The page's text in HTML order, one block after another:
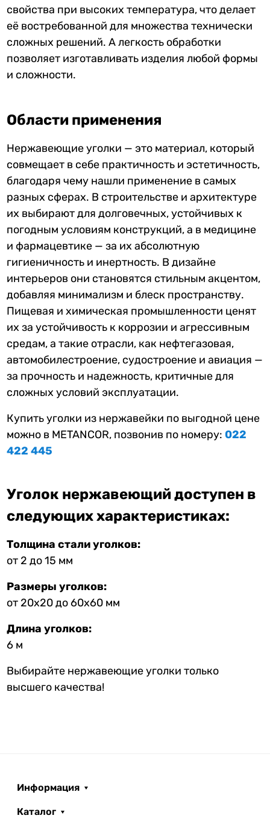
свойства при высоких температура, что делает
её востребованной для множества технически
сложных решений. А легкость обработки
позволяет изготавливать изделия любой формы
и сложности.
Области применения
Нержавеющие уголки — это материал, который
совмещает в себе практичность и эстетичность,
благодаря чему нашли применение в самых
разных сферах. В строительстве и архитектуре
их выбирают для долговечных, устойчивых к
погодным условиям конструкций, а в медицине
и фармацевтике — за их абсолютную
гигиеничность и инертность. В дизайне
интерьеров они становятся стильным акцентом,
добавляя минимализм и блеск пространству.
Пищевая и химическая промышленности ценят
их за устойчивость к коррозии и агрессивным
средам, а такие отрасли, как нефтегазовая,
автомобилестроение, судостроение и авиация —
за прочность и надежность, критичные для
сложных условий эксплуатации.
Купить уголки из нержавейки по выгодной цене
можно в METANCOR, позвонив по номеру: 022
422 445
Уголок нержавеющий доступен в
следующих характеристиках:
Толщина стали уголков:
от 2 до 15 мм
Размеры уголков:
от 20х20 до 60х60 мм
Длина уголков:
6 м
Выбирайте нержавеющие уголки только
высшего качества!
Информация
Каталог